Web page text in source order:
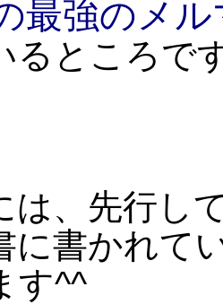
最強のメ
るところで
は、先行し
に書かれて
す^^